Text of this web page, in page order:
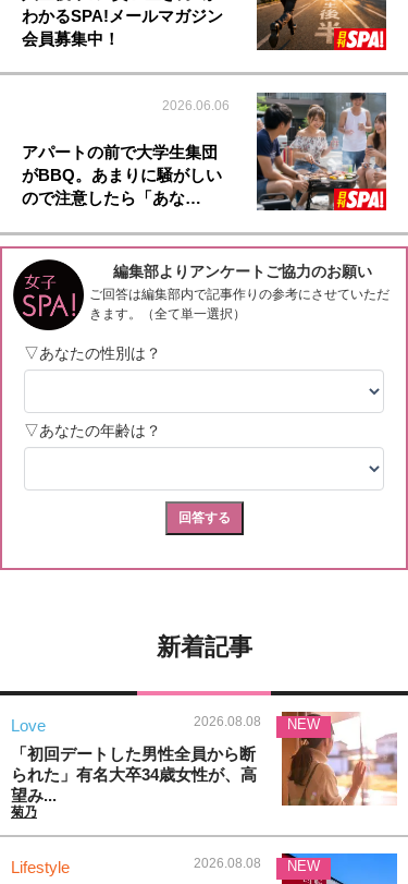
わかるSPA!メールマガジン
会員募集中！
2026.06.06
アパートの前で大学生集団
がBBQ。あまりに騒がしい
ので注意したら「あな…
新着記事
Love 2026.08.08
「初回デートした男性全員から断
られた」有名大卒34歳女性が、高
望み...
菊乃
NEW
Lifestyle 2026.08.08 NEW